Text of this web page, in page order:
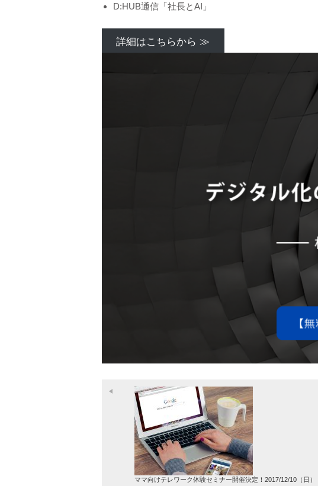
D:HUB通信「社長とAI」
詳細はこちらから ≫
ママ向けテレワーク体験セミナー開催決定！2017/12/10（日）